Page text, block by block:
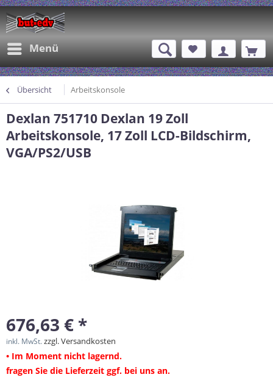
Menü
Übersicht Arbeitskonsole
Dexlan 751710 Dexlan 19 Zoll
Arbeitskonsole, 17 Zoll LCD-Bildschirm,
VGA/PS2/USB
676,63 € *
inkl. MwSt.zzgl. Versandkosten
• Im Moment nicht lagernd.
fragen Sie die Lieferzeit ggf. bei uns an.